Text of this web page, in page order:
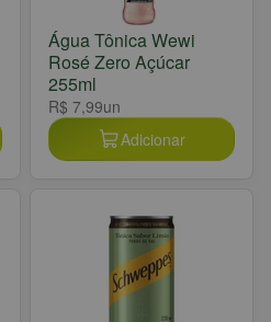
Água Tônica Wewi
Rosé Zero Açúcar
255ml
R$ 7,99un
Adicionar